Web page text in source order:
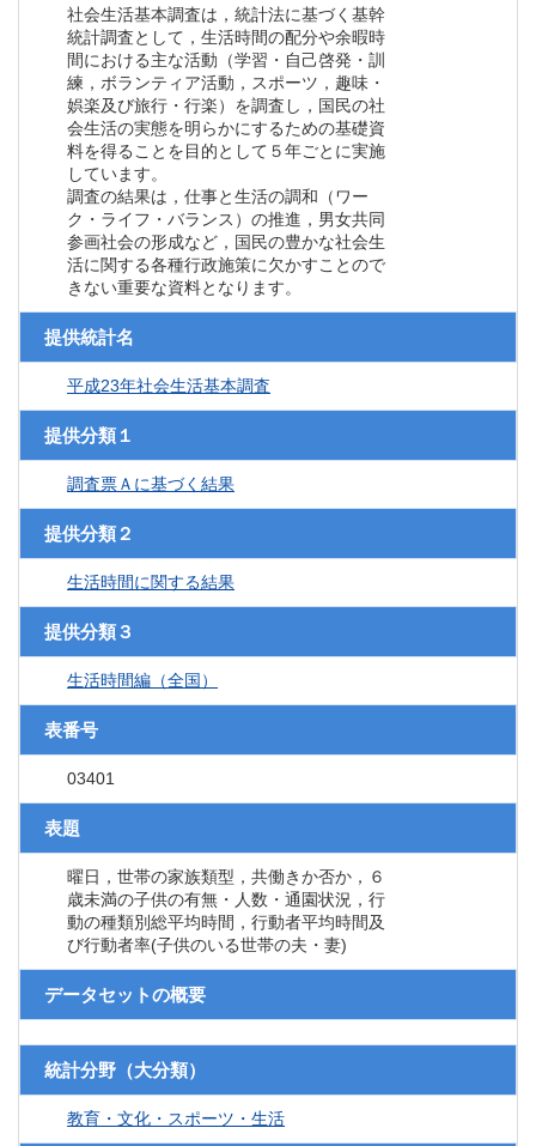
社会生活基本調査は，統計法に基づく基幹
統計調査として，生活時間の配分や余暇時
間における主な活動（学習・自己啓発・訓
練，ボランティア活動，スポーツ，趣味・
娯楽及び旅行・行楽）を調査し，国民の社
会生活の実態を明らかにするための基礎資
料を得ることを目的として５年ごとに実施
しています。
調査の結果は，仕事と生活の調和（ワー
ク・ライフ・バランス）の推進，男女共同
参画社会の形成など，国民の豊かな社会生
活に関する各種行政施策に欠かすことので
きない重要な資料となります。
提供統計名
平成23年社会生活基本調査
提供分類１
調査票Ａに基づく結果
提供分類２
生活時間に関する結果
提供分類３
生活時間編（全国）
表番号
03401
表題
曜日，世帯の家族類型，共働きか否か，６
歳未満の子供の有無・人数・通園状況，行
動の種類別総平均時間，行動者平均時間及
び行動者率(子供のいる世帯の夫・妻)
データセットの概要
統計分野（大分類）
教育・文化・スポーツ・生活